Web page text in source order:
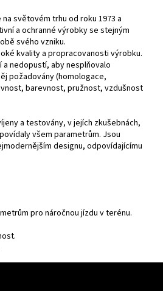
světovém trhu od roku 1973 a
a ochranné výrobky se stejným
svého vzniku.
kvality a propracovanosti výrobku.
a nedopustí, aby nesplňovalo
požadovány (homologace,
barevnost, pružnost, vzdušnost
a testovány, v jejích zkušebnách,
všem parametrům. Jsou
designu, odpovídajícímu
pro náročnou jízdu v terénu.